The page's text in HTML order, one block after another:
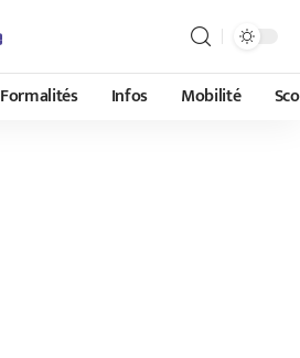
Formalités Infos Mobilité